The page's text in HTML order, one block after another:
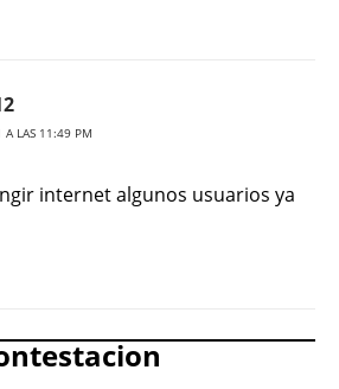
A LAS 11:49 PM
internet algunos usuarios ya